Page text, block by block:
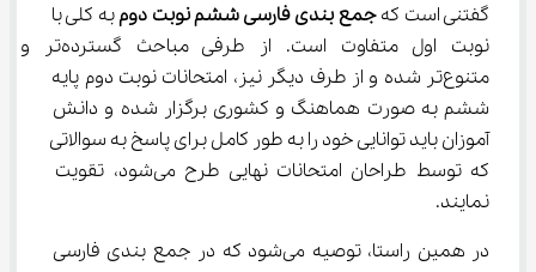
گفتنی است که جمع بندی فارسی ششمنوبت دوم به کلی با
نوبت اول متفاوت است. از طرفی مباحث گسترده‌تر و
متنوع‌تر شده و از طرف دیگر نیز، امتحانات نوبت دوم پایه
ششم به صورت هماهنگ و کشوری برگزار شده و دانش
آموزان باید توانایی خود را به طور کامل برای پاسخ به سوالاتی
که توسط طراحان امتحانات نهایی طرح می‌شود، تقویت
نمایند.
در همین راستا، توصیه می‌شود که در جمع بندی فارسی